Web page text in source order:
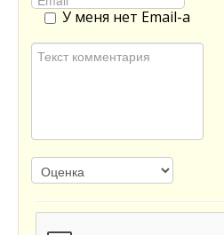
У меня нет Email-а